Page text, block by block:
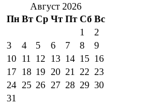
Август 2026
Пн Вт Ср Чт Пт Сб Вс
1
2
3
4 5 6 7 8
9
10 11 12 13 14 15 16
17 18 19 20 21 22 23
24 25 26 27 28 29 30
31